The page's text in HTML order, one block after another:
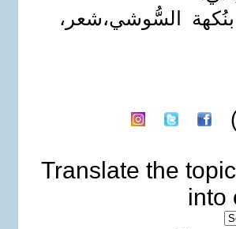
السُّوشي،شعر،
Translate the topic
into